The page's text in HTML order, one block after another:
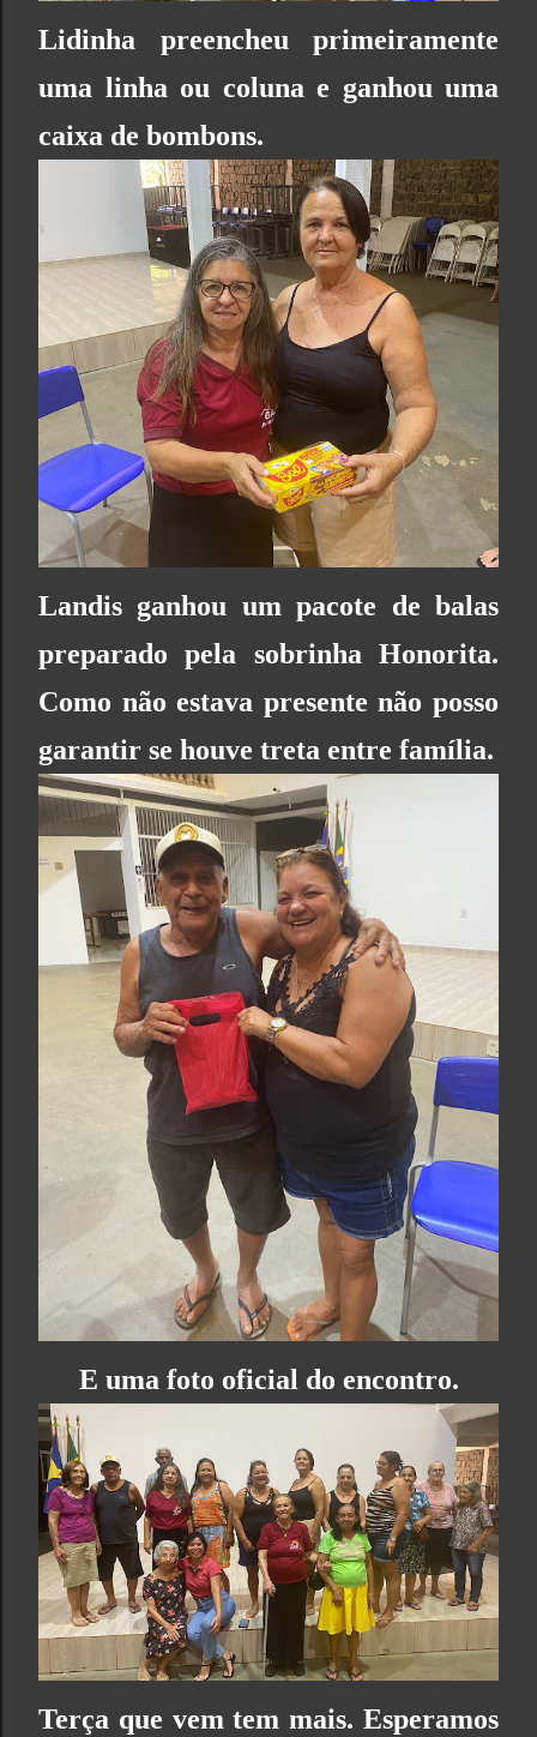
Lidinha preencheu primeiramente
uma linha ou coluna e ganhou uma
caixa de bombons.
Landis ganhou um pacote de balas
preparado pela sobrinha Honorita.
Como não estava presente não posso
garantir se houve treta entre família.
E uma foto oficial do encontro.
Terça que vem tem mais. Esperamos